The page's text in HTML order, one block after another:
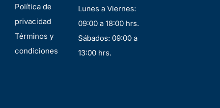
Política de
privacidad
Términos y
condiciones
Lunes a Viernes:
09:00 a 18:00 hrs.
Sábados: 09:00 a
13:00 hrs.